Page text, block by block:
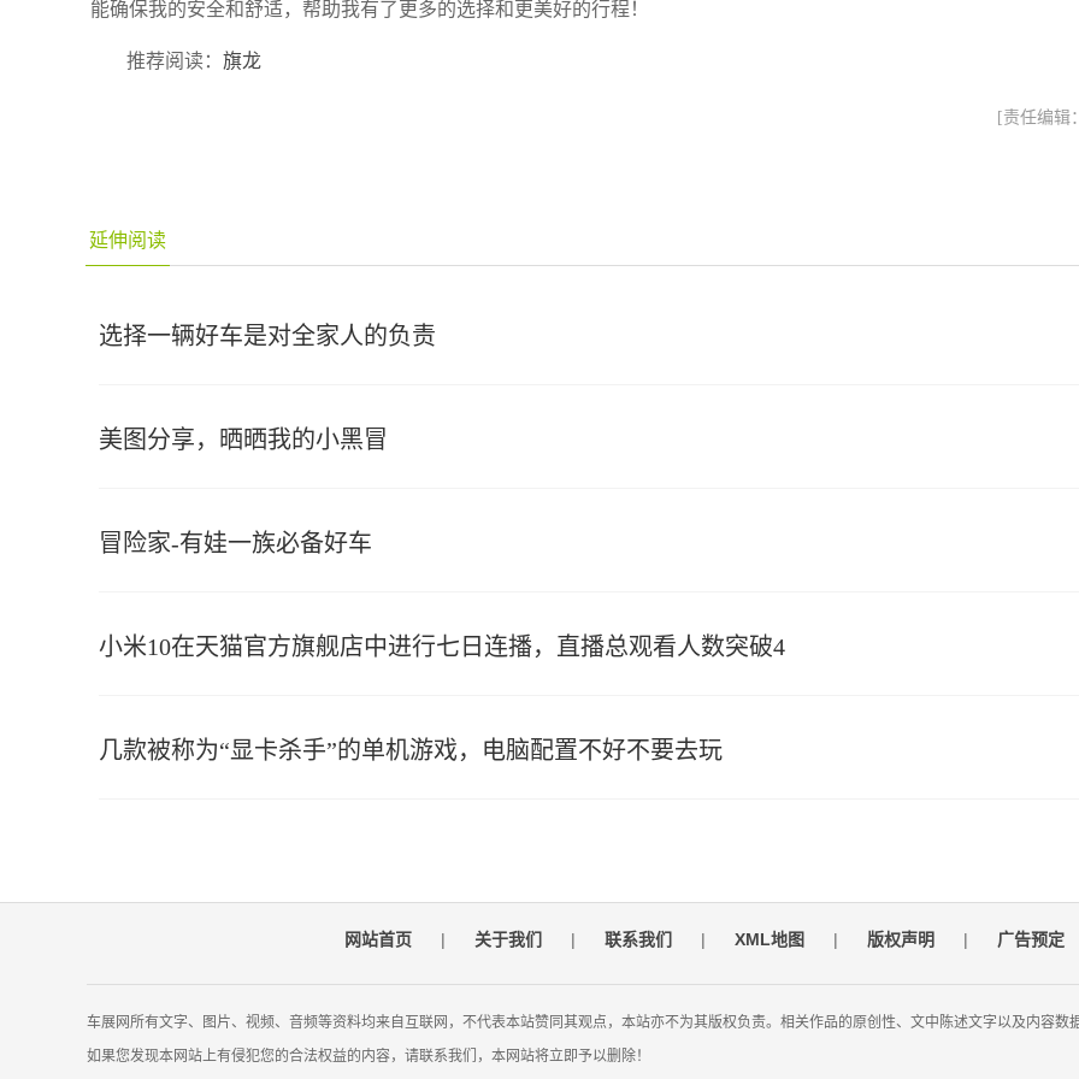
能确保我的安全和舒适，帮助我有了更多的选择和更美好的行程！
推荐阅读： 旗龙
[责任编辑
延伸阅读
选择一辆好车是对全家人的负责
美图分享，晒晒我的小黑冒
冒险家-有娃一族必备好车
小米10在天猫官方旗舰店中进行七日连播，直播总观看人数突破4
几款被称为“显卡杀手”的单机游戏，电脑配置不好不要去玩
网站首页 | 关于我们 | 联系我们 | XML地图 | 版权声明 | 广告预定
车展网所有文字、图片、视频、音频等资料均来自互联网，不代表本站赞同其观点，本站亦不为其版权负责。相关作品的原创性、文中陈述文字以及内容数
如果您发现本网站上有侵犯您的合法权益的内容，请联系我们，本网站将立即予以删除！